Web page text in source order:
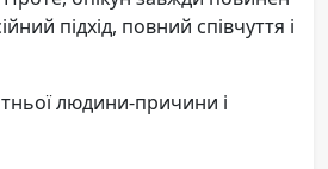
підхід, повний співчуття і
людини-причини і